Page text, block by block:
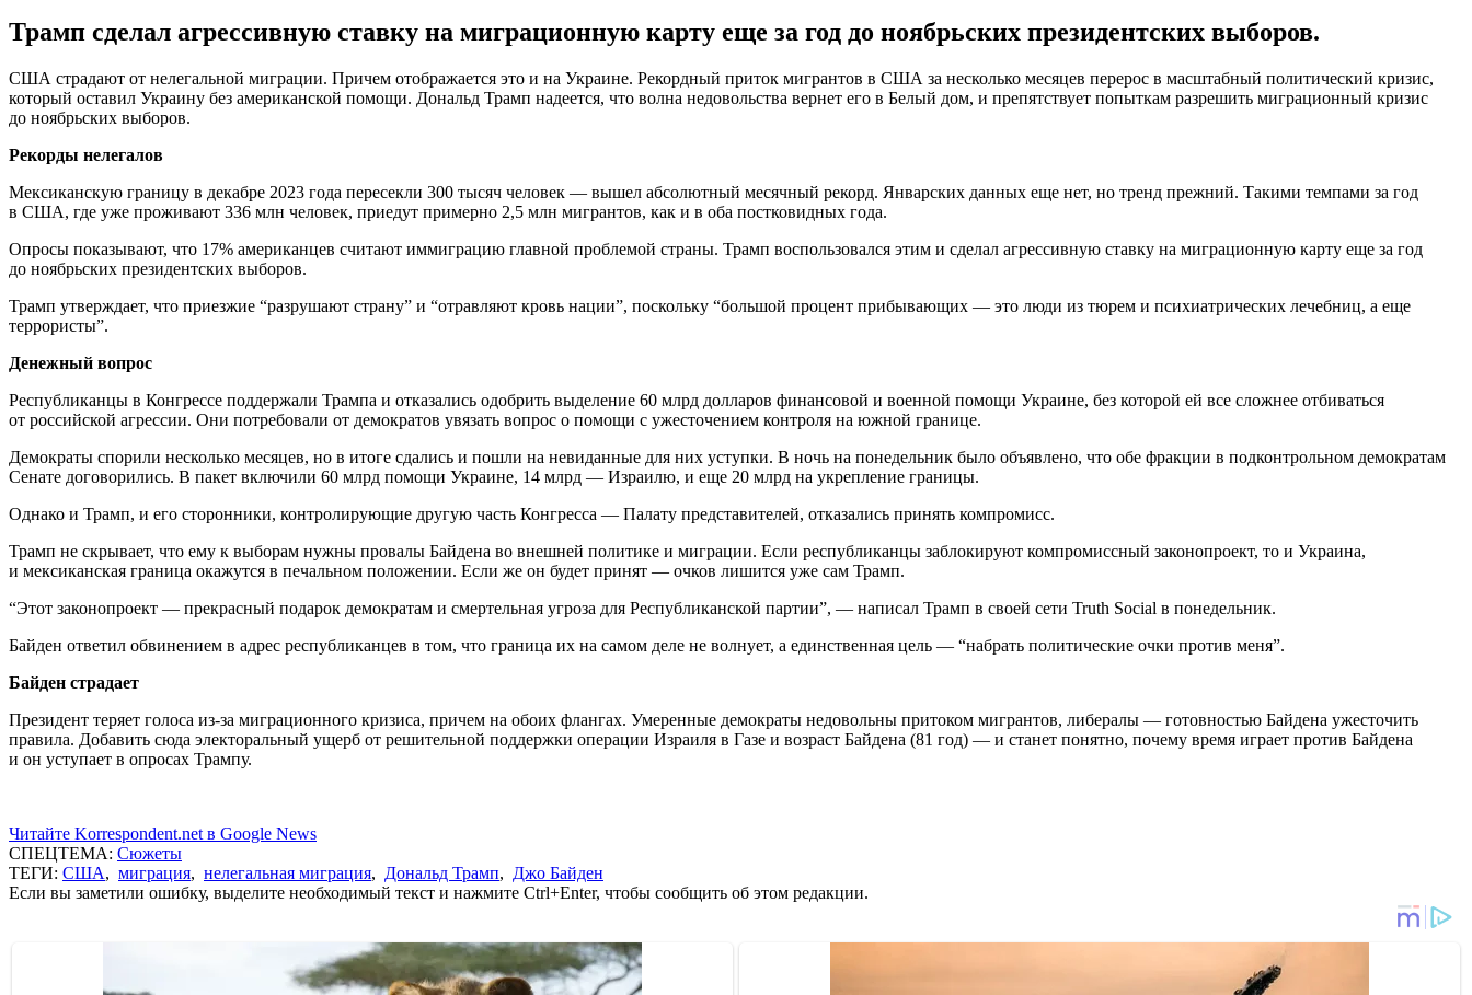
Трамп сделал агрессивную ставку на миграционную карту еще за год до ноябрьских президентских выборов.
США страдают от нелегальной миграции. Причем отображается это и на Украине. Рекордный приток мигрантов в США за несколько месяцев перерос в масштабный политический кризис,
который оставил Украину без американской помощи. Дональд Трамп надеется, что волна недовольства вернет его в Белый дом, и препятствует попыткам разрешить миграционный кризис
до ноябрьских выборов.
Рекорды нелегалов
Мексиканскую границу в декабре 2023 года пересекли 300 тысяч человек — вышел абсолютный месячный рекорд. Январских данных еще нет, но тренд прежний. Такими темпами за год
в США, где уже проживают 336 млн человек, приедут примерно 2,5 млн мигрантов, как и в оба постковидных года.
Опросы показывают, что 17% американцев считают иммиграцию главной проблемой страны. Трамп воспользовался этим и сделал агрессивную ставку на миграционную карту еще за год
до ноябрьских президентских выборов.
Трамп утверждает, что приезжие “разрушают страну” и “отравляют кровь нации”, поскольку “большой процент прибывающих — это люди из тюрем и психиатрических лечебниц, а еще
террористы”.
Денежный вопрос
Республиканцы в Конгрессе поддержали Трампа и отказались одобрить выделение 60 млрд долларов финансовой и военной помощи Украине, без которой ей все сложнее отбиваться
от российской агрессии. Они потребовали от демократов увязать вопрос о помощи с ужесточением контроля на южной границе.
Демократы спорили несколько месяцев, но в итоге сдались и пошли на невиданные для них уступки. В ночь на понедельник было объявлено, что обе фракции в подконтрольном демократам
Сенате договорились. В пакет включили 60 млрд помощи Украине, 14 млрд — Израилю, и еще 20 млрд на укрепление границы.
Однако и Трамп, и его сторонники, контролирующие другую часть Конгресса — Палату представителей, отказались принять компромисс.
Трамп не скрывает, что ему к выборам нужны провалы Байдена во внешней политике и миграции. Если республиканцы заблокируют компромиссный законопроект, то и Украина,
и мексиканская граница окажутся в печальном положении. Если же он будет принят — очков лишится уже сам Трамп.
“Этот законопроект — прекрасный подарок демократам и смертельная угроза для Республиканской партии”, — написал Трамп в своей сети Truth Social в понедельник.
Байден ответил обвинением в адрес республиканцев в том, что граница их на самом деле не волнует, а единственная цель — “набрать политические очки против меня”.
Байден страдает
Президент теряет голоса из-за миграционного кризиса, причем на обоих флангах. Умеренные демократы недовольны притоком мигрантов, либералы — готовностью Байдена ужесточить
правила. Добавить сюда электоральный ущерб от решительной поддержки операции Израиля в Газе и возраст Байдена (81 год) — и станет понятно, почему время играет против Байдена
и он уступает в опросах Трампу.
Читайте Korrespondent.net в Google News
СПЕЦТЕМА: Сюжеты
ТЕГИ: США, миграция, нелегальная миграция, Дональд Трамп, Джо Байден
Если вы заметили ошибку, выделите необходимый текст и нажмите Ctrl+Enter, чтобы сообщить об этом редакции.